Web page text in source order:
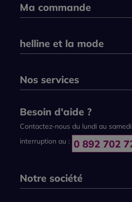
Ma commande
helline et la mode
Nos services
Besoin d'aide ?
Contactez-nous du lundi au
interruption au :
Notre société